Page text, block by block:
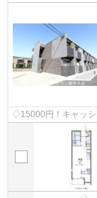
◇15000円！キャッ